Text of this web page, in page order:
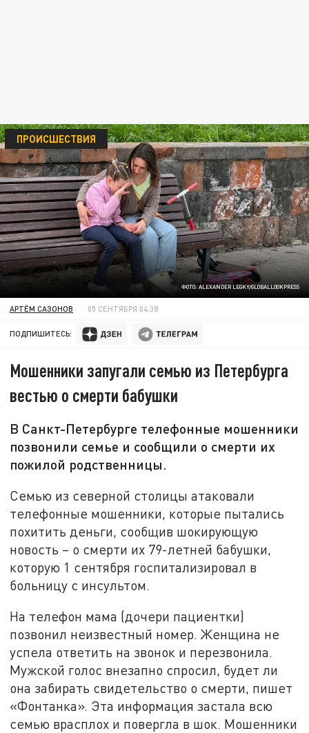
ФОТО: ALEXANDER LEGKY/GLOBALLOOKPRESS
ПРОИСШЕСТВИЯ
АРТЁМ САЗОНОВ 05 СЕНТЯБРЯ 04:38
ПОДПИШИТЕСЬ:
Мошенники запугали семью из Петербурга
вестью о смерти бабушки
В Санкт-Петербурге телефонные мошенники
позвонили семье и сообщили о смерти их
пожилой родственницы.
Семью из северной столицы атаковали
телефонные мошенники, которые пытались
похитить деньги, сообщив шокирующую
новость – о смерти их 79-летней бабушки,
которую 1 сентября госпитализировал в
больницу с инсультом.
На телефон мама (дочери пациентки)
позвонил неизвестный номер. Женщина не
успела ответить на звонок и перезвонила.
Мужской голос внезапно спросил, будет ли
она забирать свидетельство о смерти, пишет
«Фонтанка». Эта информация застала всю
семью врасплох и повергла в шок. Мошенники